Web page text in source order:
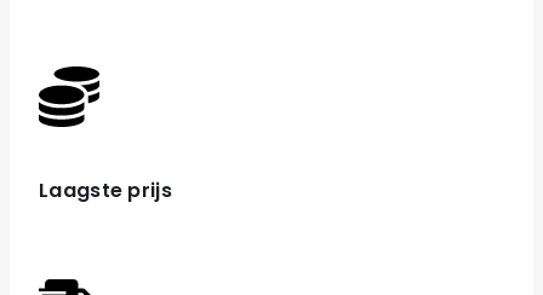
Laagste prijs